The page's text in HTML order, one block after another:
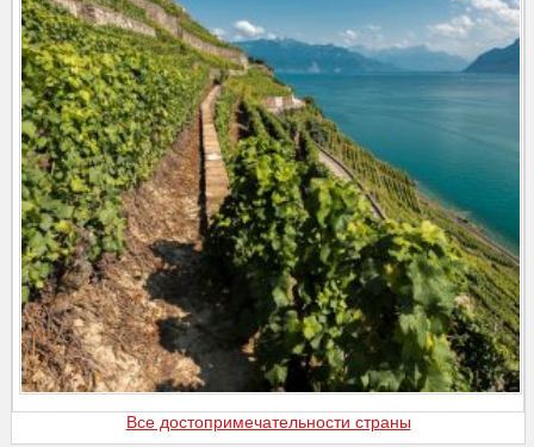
Все достопримечательности страны